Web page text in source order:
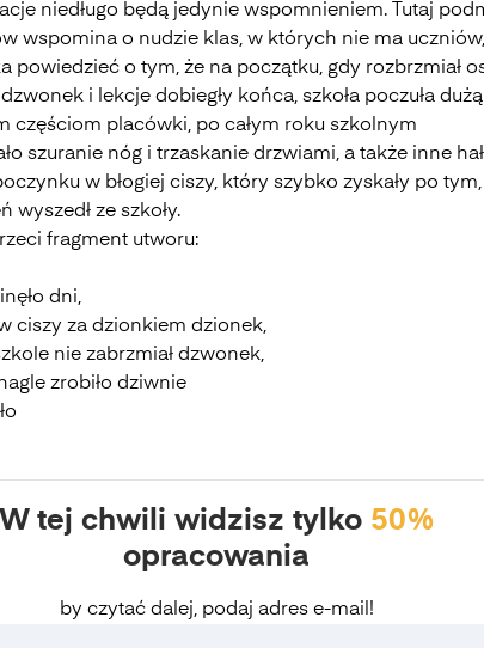
niedługo będą jedynie wspomnieniem. Tutaj
wspomina o nudzie klas, w których nie ma
powiedzieć o tym, że na początku, gdy rozbrzmiał
i lekcje dobiegły końca, szkoła poczuła
częściom placówki, po całym roku szkolnym
szuranie nóg i trzaskanie drzwiami, a także inne
w błogiej ciszy, który szybko zyskały po
wyszedł ze szkoły.
fragment utworu:
dni,
ciszy za dzionkiem dzionek,
nie zabrzmiał dzwonek,
zrobiło dziwnie
W tej chwili widzisz tylko 50%
opracowania
by czytać dalej, podaj adres e-mail!